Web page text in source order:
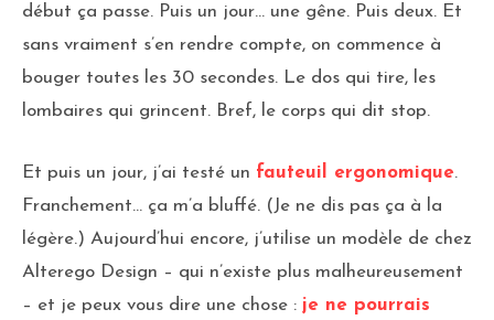
début ça passe. Puis un jour… une gêne. Puis deux. Et
sans vraiment s’en rendre compte, on commence à
bouger toutes les 30 secondes. Le dos qui tire, les
lombaires qui grincent. Bref, le corps qui dit stop.
Et puis un jour, j’ai testé un fauteuil ergonomique.
Franchement… ça m’a bluffé. (Je ne dis pas ça à la
légère.) Aujourd’hui encore, j’utilise un modèle de chez
Alterego Design – qui n’existe plus malheureusement
– et je peux vous dire une chose : je ne pourrais